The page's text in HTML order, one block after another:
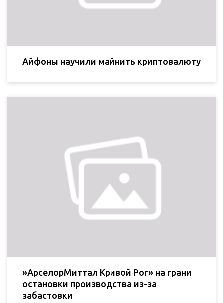
Айфоны научили майнить криптовалюту
»АрселорМиттал Кривой Рог» на грани
остановки производства из-за
забастовки